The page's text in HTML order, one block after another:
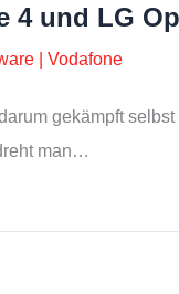
4 und LG
Vodafone
gekämpft
man…